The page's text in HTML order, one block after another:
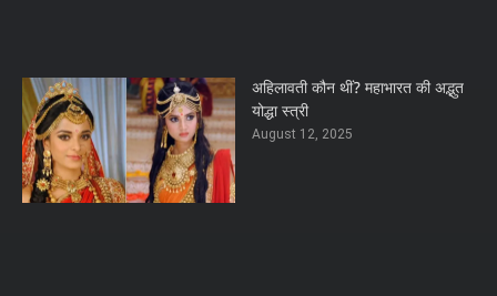
अहिलावती कौन थीं? महाभारत की अद्भुत
योद्धा स्त्री
August 12, 2025